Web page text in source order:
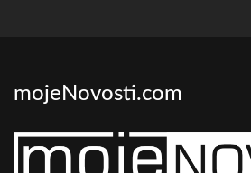
mojeNovosti.com